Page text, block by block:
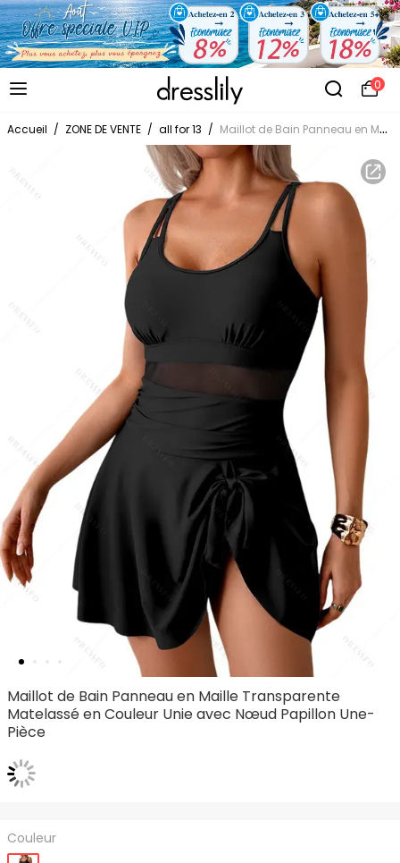
0
Accueil / ZONE DE VENTE / all for 13 / Maillot de Bain Panneau en Maille Transparente Matelassé en Couleur Unie avec Nœud Papillon Une-Pièce
Maillot de Bain Panneau en Maille Transparente
Matelassé en Couleur Unie avec Nœud Papillon Une-
Pièce
Couleur